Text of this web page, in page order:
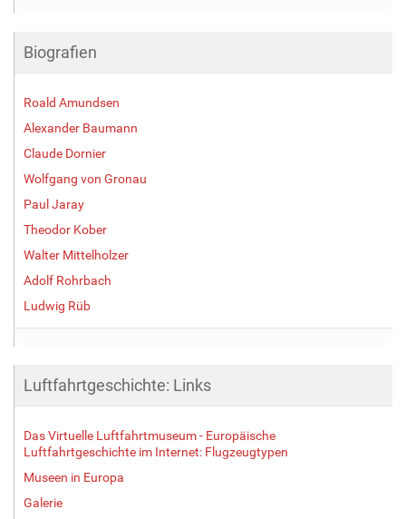
Biografien
Roald Amundsen
Alexander Baumann
Claude Dornier
Wolfgang von Gronau
Paul Jaray
Theodor Kober
Walter Mittelholzer
Adolf Rohrbach
Ludwig Rüb
Luftfahrtgeschichte: Links
Das Virtuelle Luftfahrtmuseum - Europäische
Luftfahrtgeschichte im Internet: Flugzeugtypen
Museen in Europa
Galerie